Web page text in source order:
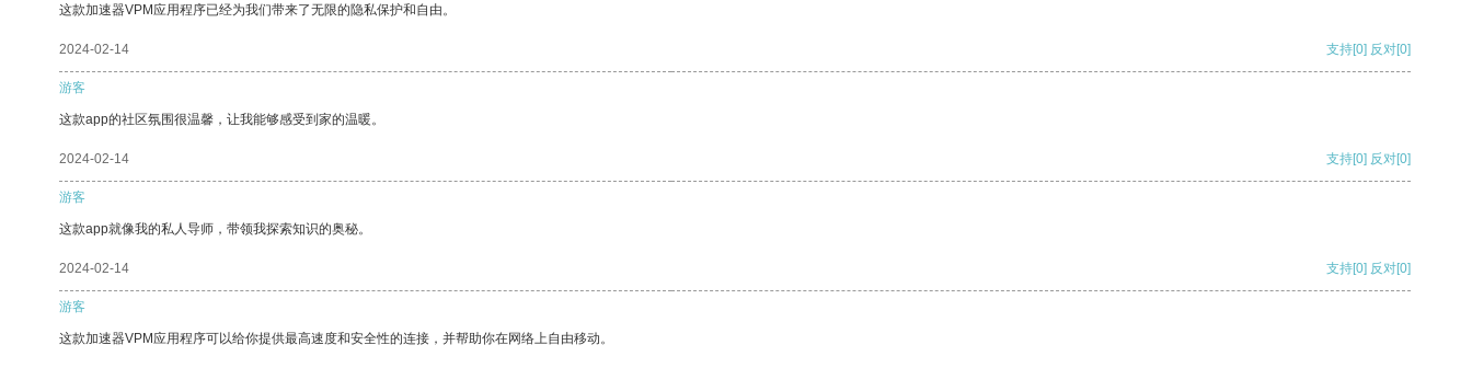
这款加速器VPM应用程序已经为我们带来了无限的隐私保护和自由。
2024-02-14 支持[0] 反对[0]
游客
这款app的社区氛围很温馨，让我能够感受到家的温暖。
2024-02-14 支持[0] 反对[0]
游客
这款app就像我的私人导师，带领我探索知识的奥秘。
2024-02-14 支持[0] 反对[0]
游客
这款加速器VPM应用程序可以给你提供最高速度和安全性的连接，并帮助你在网络上自由移动。